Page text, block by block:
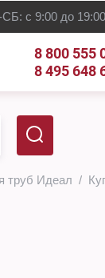
с 9:00 до 19:00
8 800 555
8 495 648
труб Идеал